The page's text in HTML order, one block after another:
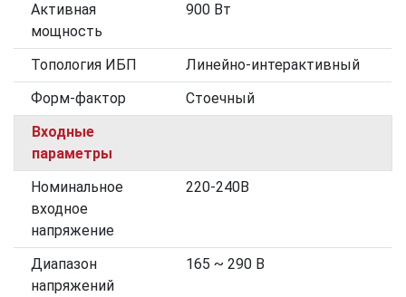
Активная
мощность
900 Вт
Топология ИБП
Линейно-интерактивный
Форм-фактор
Стоечный
Входные
параметры
Номинальное
входное
напряжение
220-240В
Диапазон
напряжений
165 ~ 290 В